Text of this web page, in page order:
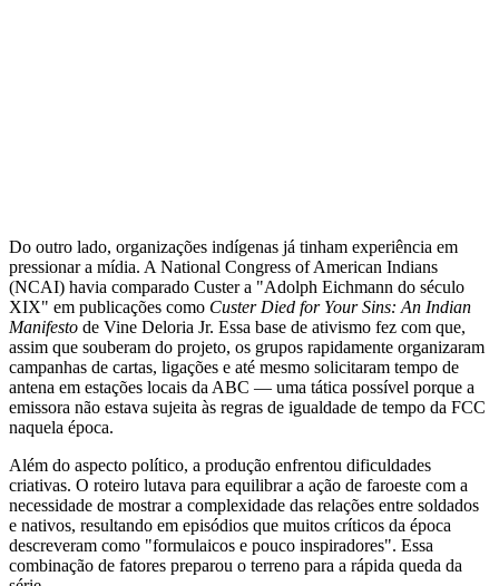
Do outro lado, organizações indígenas já tinham experiência em
pressionar a mídia. A National Congress of American Indians
(NCAI) havia comparado Custer a "Adolph Eichmann do século
XIX" em publicações como Custer Died for Your Sins: An Indian
Manifesto de Vine Deloria Jr. Essa base de ativismo fez com que,
assim que souberam do projeto, os grupos rapidamente organizaram
campanhas de cartas, ligações e até mesmo solicitaram tempo de
antena em estações locais da ABC — uma tática possível porque a
emissora não estava sujeita às regras de igualdade de tempo da FCC
naquela época.
Além do aspecto político, a produção enfrentou dificuldades
criativas. O roteiro lutava para equilibrar a ação de faroeste com a
necessidade de mostrar a complexidade das relações entre soldados
e nativos, resultando em episódios que muitos críticos da época
descreveram como "formulaicos e pouco inspiradores". Essa
combinação de fatores preparou o terreno para a rápida queda da